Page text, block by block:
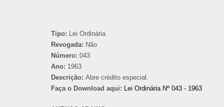
Tipo: Lei Ordinária
Revogada: Não
Número: 043
Ano: 1963
Descrição: Abre crédito especial.
Faça o Download aqui: Lei Ordinária Nº 043 - 1963